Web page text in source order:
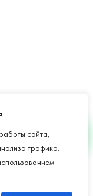
сайта,
трафика.
WHATSAPP